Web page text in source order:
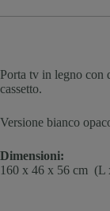
Porta tv in legno con
cassetto.
Versione bianco
Dimensioni:
160 x 46 x 56 cm (L